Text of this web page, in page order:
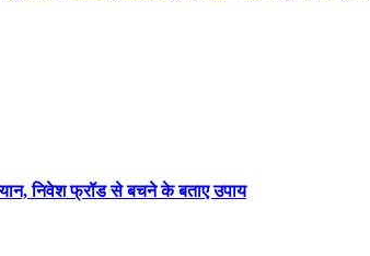
निवेश फ्रॉड से बचने के बताए उपाय